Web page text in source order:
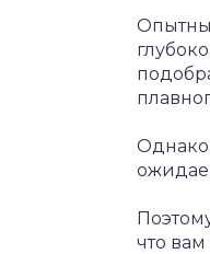
Однако
что